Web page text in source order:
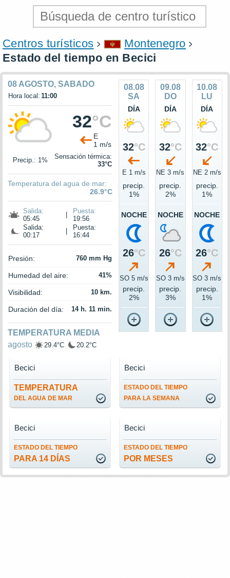
Centros turísticos
Montenegro
Estado del tiempo en Becici
08 AGOSTO, SABADO
Hora local: 11:00
32°C
E
1 m/s
Precip.: 1%
Sensación térmica:
33°C
Temperatura del agua de mar:
26.9°C
Salida:
05:45
Puesta:
19:56
Salida:
00:17
Puesta:
16:44
Presión: 760 mm Hg
Humedad del aire: 41%
Visibilidad: 10 km.
Duración del día: 14 h. 11 min.
TEMPERATURA MEDIA
agosto
29.4°C 20.2°C
08.08
SA
DÍA
32°C
E 1 m/s
precip.
1%
NOCHE
26°C
SO 5 m/s
precip.
2%
09.08
DO
DÍA
32°C
NE 3 m/s
precip.
2%
NOCHE
26°C
SO 3 m/s
precip.
3%
10.08
LU
DÍA
32°C
NE 2 m/s
precip.
1%
NOCHE
26°C
SO 3 m/s
precip.
1%
TEMPERATURA
DEL AGUA DE MAR
Becici
ESTADO DEL TIEMPO
PARA LA SEMANA
Becici
ESTADO DEL TIEMPO
PARA 14 DÍAS
Becici
ESTADO DEL TIEMPO
POR MESES
Becici